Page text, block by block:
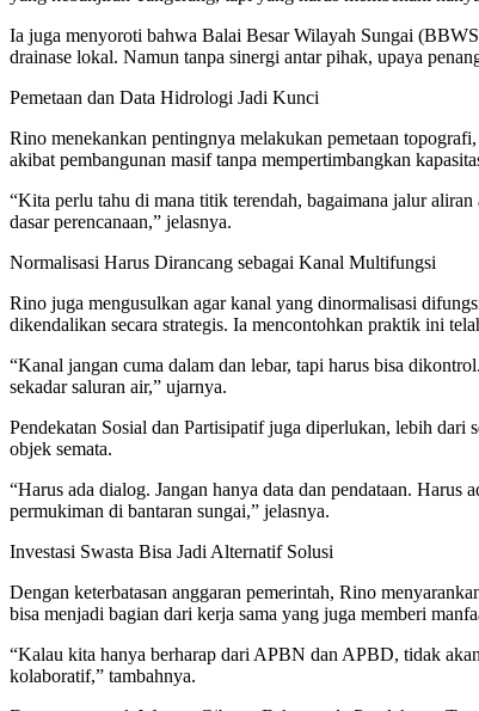
Ia juga menyoroti bahwa Balai Besar Wilayah Sungai
drainase lokal. Namun tanpa sinergi antar pihak, upaya
Pemetaan dan Data Hidrologi Jadi Kunci
Rino menekankan pentingnya melakukan pemetaan
akibat pembangunan masif tanpa mempertimbangkan
“Kita perlu tahu di mana titik terendah, bagaimana jalur
dasar perencanaan,” jelasnya.
Normalisasi Harus Dirancang sebagai Kanal Multifungsi
Rino juga mengusulkan agar kanal yang dinormalisasi
dikendalikan secara strategis. Ia mencontohkan praktik ini
“Kanal jangan cuma dalam dan lebar, tapi harus bisa
sekadar saluran air,” ujarnya.
Pendekatan Sosial dan Partisipatif juga diperlukan, lebih dari
objek semata.
“Harus ada dialog. Jangan hanya data dan pendataan.
permukiman di bantaran sungai,” jelasnya.
Investasi Swasta Bisa Jadi Alternatif Solusi
Dengan keterbatasan anggaran pemerintah, Rino
bisa menjadi bagian dari kerja sama yang juga memberi
“Kalau kita hanya berharap dari APBN dan APBD, tidak
kolaboratif,” tambahnya.